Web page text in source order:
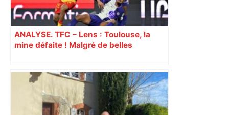
ANALYSE. TFC – Lens : Toulouse, la
mine défaite ! Malgré de belles